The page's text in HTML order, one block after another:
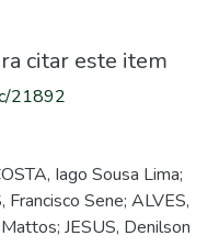
citar este item
21892
Iago Sousa Lima;
Francisco Sene; ALVES,
JESUS, Denilson